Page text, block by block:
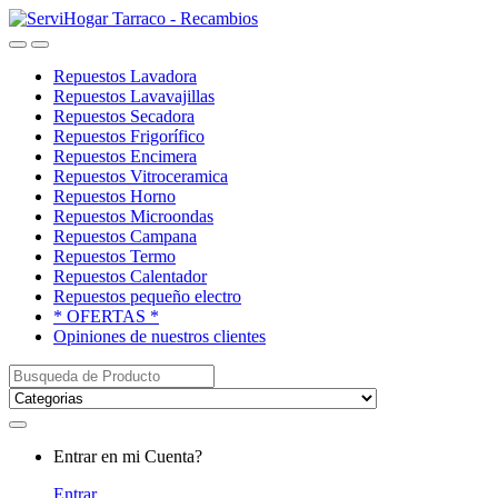
Saltar
a
saltar
al
OpenClose
Repuestos Lavadora
Repuestos Lavavajillas
Repuestos Secadora
Repuestos Frigorífico
Repuestos Encimera
Repuestos Vitroceramica
Repuestos Horno
Repuestos Microondas
Repuestos Campana
Repuestos Termo
Repuestos Calentador
Repuestos pequeño electro
* OFERTAS *
Opiniones de nuestros clientes
Buscar:
Entrar en mi Cuenta?
Entrar